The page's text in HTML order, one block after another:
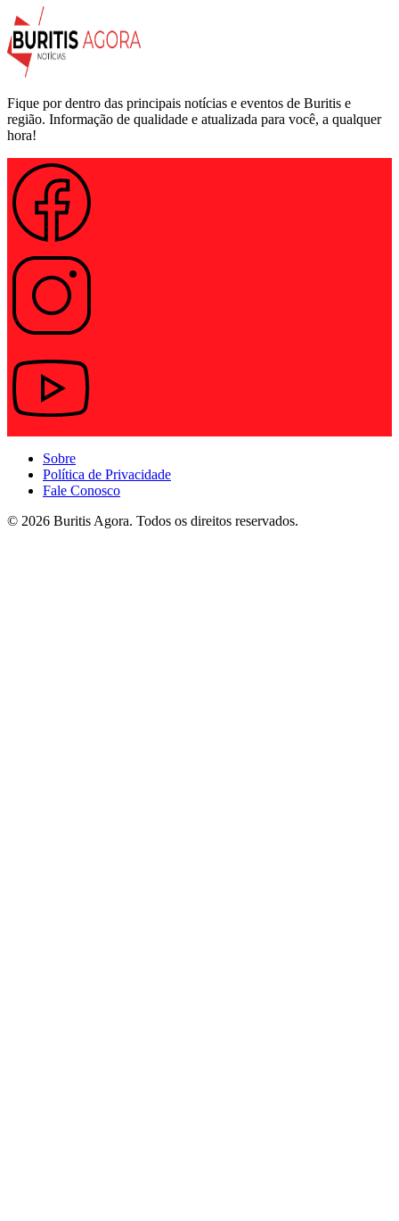
Fique por dentro das principais notícias e eventos de Buritis e
região. Informação de qualidade e atualizada para você, a qualquer
hora!
Sobre
Política de Privacidade
Fale Conosco
© 2026 Buritis Agora. Todos os direitos reservados.